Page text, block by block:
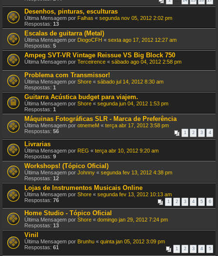
Desenhos, pinturas, esculturas
Última Mensagem por Falhas « segunda nov 05, 2012 2:02 pm
Respostas: 13
Escalas de guitarra (Metal)
Última Mensagem por DiogoCFH « sexta ago 17, 2012 12:27 am
Respostas: 5
Ampeg SVT-VR Vintage Reissue VS Big Block 750
Última Mensagem por Terceirence « sábado ago 04, 2012 2:58 pm
Problema com Transmissor!
Última Mensagem por Shore « sábado jul 14, 2012 8:30 am
Respostas: 1
Guitarra Acústica budget para viajem.
Última Mensagem por Shore « segunda jun 04, 2012 1:53 pm
Respostas: 1
Máquinas Fotográficas SLR - Marca de Preferência
Última Mensagem por otnemeM « terça abr 17, 2012 3:58 pm
Respostas: 56 1 2 3 4
Livrarias
Última Mensagem por REG « terça abr 10, 2012 9:20 am
Respostas: 9
Workshops! (Tópico Oficial)
Última Mensagem por Johnny « segunda fev 13, 2012 4:38 pm
Respostas: 12
Lojas de Instrumentos Musicais Online
Última Mensagem por Shore « segunda fev 13, 2012 10:13 am
Respostas: 76 1 2 3 4 5 6
Home Studio - Tópico Oficial
Última Mensagem por Shore « domingo jan 29, 2012 7:24 pm
Respostas: 13
Vinil
Última Mensagem por Brunhu « quinta jan 05, 2012 3:09 pm
Respostas: 61 1 2 3 4 5